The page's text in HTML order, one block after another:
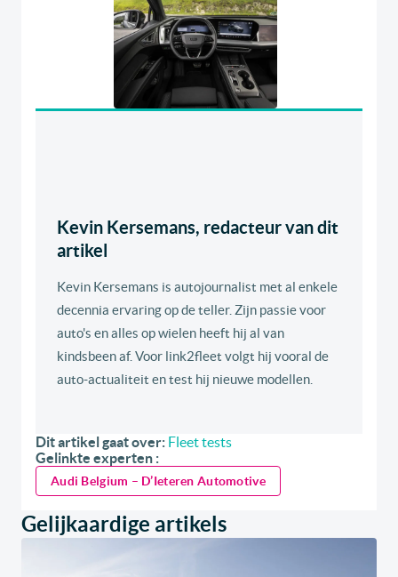
Kevin Kersemans, redacteur van dit
artikel
Kevin Kersemans is autojournalist met al enkele
decennia ervaring op de teller. Zijn passie voor
auto's en alles op wielen heeft hij al van
kindsbeen af. Voor link2fleet volgt hij vooral de
auto-actualiteit en test hij nieuwe modellen.
Dit artikel gaat over: Fleet tests
Gelinkte experten :
Audi Belgium – D’Ieteren Automotive
Gelijkaardige artikels